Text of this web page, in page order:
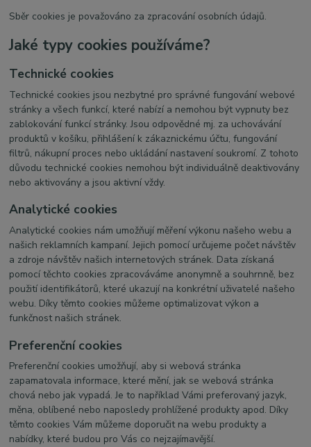
Sběr cookies je považováno za zpracování osobních údajů.
Jaké typy cookies používáme?
Technické cookies
Technické cookies jsou nezbytné pro správné fungování webové
stránky a všech funkcí, které nabízí a nemohou být vypnuty bez
zablokování funkcí stránky. Jsou odpovědné mj. za uchovávání
produktů v košíku, přihlášení k zákaznickému účtu, fungování
filtrů, nákupní proces nebo ukládání nastavení soukromí. Z tohoto
důvodu technické cookies nemohou být individuálně deaktivovány
nebo aktivovány a jsou aktivní vždy.
Analytické cookies
Analytické cookies nám umožňují měření výkonu našeho webu a
našich reklamních kampaní. Jejich pomocí určujeme počet návštěv
a zdroje návštěv našich internetových stránek. Data získaná
pomocí těchto cookies zpracováváme anonymně a souhrnně, bez
použití identifikátorů, které ukazují na konkrétní uživatelé našeho
webu. Díky těmto cookies můžeme optimalizovat výkon a
funkčnost našich stránek.
Preferenční cookies
Preferenční cookies umožňují, aby si webová stránka
zapamatovala informace, které mění, jak se webová stránka
chová nebo jak vypadá. Je to například Vámi preferovaný jazyk,
měna, oblíbené nebo naposledy prohlížené produkty apod. Díky
těmto cookies Vám můžeme doporučit na webu produkty a
nabídky, které budou pro Vás co nejzajímavější.